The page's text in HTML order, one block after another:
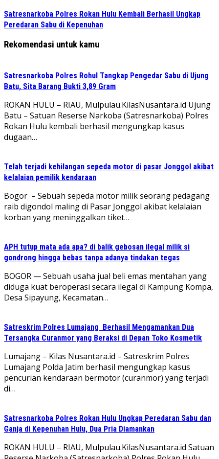
Satresnarkoba Polres Rokan Hulu Kembali Berhasil Ungkap
Peredaran Sabu di Kepenuhan
Rekomendasi untuk kamu
Satresnarkoba Polres Rohul Tangkap Pengedar Sabu di Ujung
Batu, Sita Barang Bukti 3,89 Gram
ROKAN HULU – RIAU, Mulpulau.KilasNusantara.id Ujung
Batu – Satuan Reserse Narkoba (Satresnarkoba) Polres
Rokan Hulu kembali berhasil mengungkap kasus
dugaan…
Telah terjadi kehilangan sepeda motor di pasar Jonggol akibat
kelalaian pemilik kendaraan
Bogor – Sebuah sepeda motor milik seorang pedagang
raib digondol maling di Pasar Jonggol akibat kelalaian
korban yang meninggalkan tiket…
APH tutup mata ada apa? di balik gebosan ilegal milik si
gondrong hingga bebas tanpa adanya tindakan tegas
BOGOR — Sebuah usaha jual beli emas mentahan yang
diduga kuat beroperasi secara ilegal di Kampung Kompa,
Desa Sipayung, Kecamatan…
Satreskrim Polres Lumajang Berhasil Mengamankan Dua
Tersangka Curanmor yang Beraksi di Depan Toko Kosmetik
Lumajang – Kilas Nusantara.id – Satreskrim Polres
Lumajang Polda Jatim berhasil mengungkap kasus
pencurian kendaraan bermotor (curanmor) yang terjadi
di…
Satresnarkoba Polres Rokan Hulu Ungkap Peredaran Sabu dan
Ganja di Kepenuhan Hulu, Dua Pria Diamankan
ROKAN HULU – RIAU, Mulpulau.KilasNusantara.id Satuan